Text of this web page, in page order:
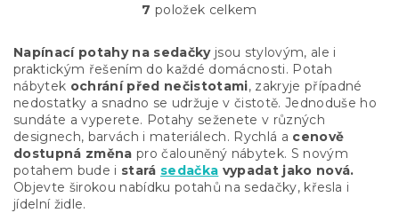
O
l
á
d
a
c
í
p
r
v
7 položek celkem
Napínací potahy na sedačkyjsou stylovým, ale i
praktickým řešením do každé domácnosti. Potah
nábytek ochrání před nečistotami, zakryje případné
nedostatky a snadno se udržuje v čistotě. Jednoduše ho
sundáte a vyperete. Potahy seženete v různých
designech, barvách i materiálech. Rychlá a cenově
dostupná změna pro čalouněný nábytek. S novým
potahem bude i stará sedačka vypadat jako nová.
Objevte širokou nabídku potahů na sedačky, křesla i
jídelní židle.